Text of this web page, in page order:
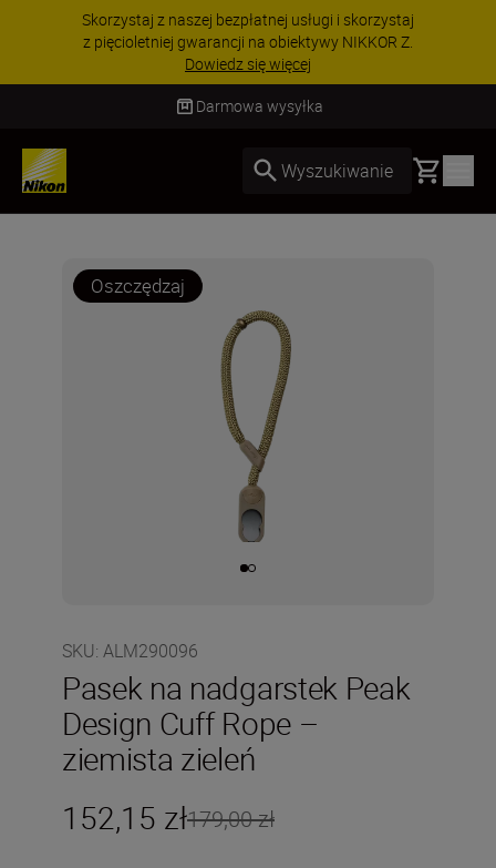
Skorzystaj z naszej bezpłatnej usługi i skorzystaj
z pięcioletniej gwarancji na obiektywy NIKKOR Z.
Dowiedz się więcej
Darmowa wysyłka
Wyszukiwanie Basket
Oszczędzaj
SKU: ALM290096
Pasek na nadgarstek Peak
Design Cuff Rope –
ziemista zieleń
152,15 zł179,00 zł